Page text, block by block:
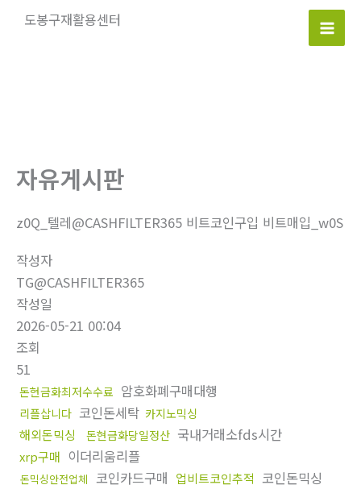
도봉구재활용센터
Main
자유게시판
z0Q_텔레@CASHFILTER365 비트코인구입 비트매입_w0S
작성자
TG@CASHFILTER365
작성일
2026-05-21 00:04
조회
51
돈현금화최저수수료 암호화폐구매대행
리플삽니다 코인돈세탁 카지노믹싱
해외돈믹싱 돈현금화당일정산 국내거래소fds시간
xrp구매 이더리움리플
돈믹싱안전업체 코인카드구매 업비트코인추적 코인돈믹싱